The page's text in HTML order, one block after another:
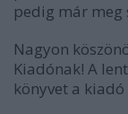
pedig már meg
Nagyon
Kiadónak! A
könyvet a